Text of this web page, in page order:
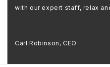
with our expert staff, relax
Carl Robinson, CEO